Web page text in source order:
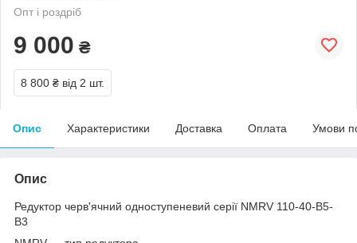
Опт і роздріб
9 000 ₴
8 800 ₴ від 2 шт.
Опис Характеристики Доставка Оплата Умови
Опис
Редуктор черв'ячний одноступеневий серії NMRV 110-40-В5-
В3